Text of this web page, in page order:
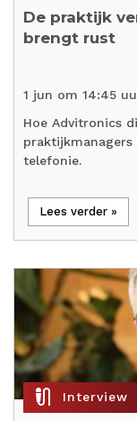
De praktijk
brengt rust
1 jun om 14:45
Hoe Advitronics
telefonie.
Lees verder »
mic_external_on Interview